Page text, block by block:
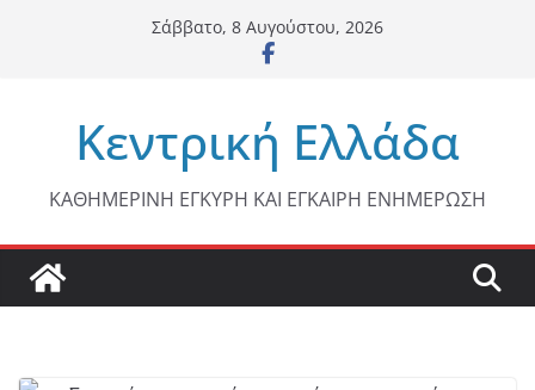
Σάββατο, 8 Αυγούστου, 2026
Κεντρική Ελλάδα
ΚΑΘΗΜΕΡΙΝΗ ΕΓΚΥΡΗ ΚΑΙ ΕΓΚΑΙΡΗ ΕΝΗΜΕΡΩΣΗ